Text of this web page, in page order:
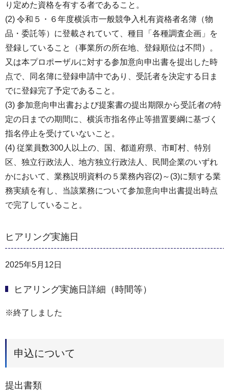
り定めた資格を有する者であること。
(2) 令和５・６年度横浜市一般競争入札有資格者名簿（物
品・委託等）に登載されていて、種目「各種調査企画」を
登録していること（事業所の所在地、登録順位は不問）。
又は本プロポーザルに対する参加意向申出書を提出した時
点で、同名簿に登録申請中であり、受託者を決定する日ま
でに登録完了予定であること。
(3) 参加意向申出書および提案書の提出期限から受託者の特
定の日までの期間に、横浜市指名停止等措置要綱に基づく
指名停止を受けていないこと。
(4) 従業員数300人以上の、国、都道府県、市町村、特別
区、独立行政法人、地方独立行政法人、民間企業のいずれ
かにおいて、業務説明資料の５業務内容(2)～(3)に類する業
務実績を有し、当該業務について参加意向申出書提出時点
で完了していること。
ヒアリング実施日
2025年5月12日
ヒアリング実施日詳細（時間等）
※終了しました
申込について
提出書類